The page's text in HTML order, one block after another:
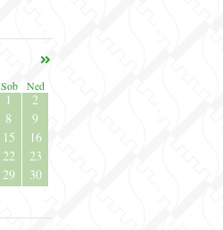
Sob Ned
1
2
8
9
15
16
22
23
29
30